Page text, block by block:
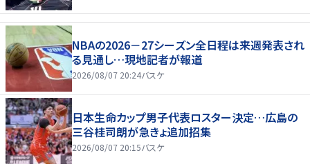
NBAの2026－27シーズン全日程は来週発表され
る見通し…現地記者が報道
2026/08/07 20:24バスケ
日本生命カップ男子代表ロスター決定…広島の
三谷桂司朗が急きょ追加招集
2026/08/07 20:15バスケ